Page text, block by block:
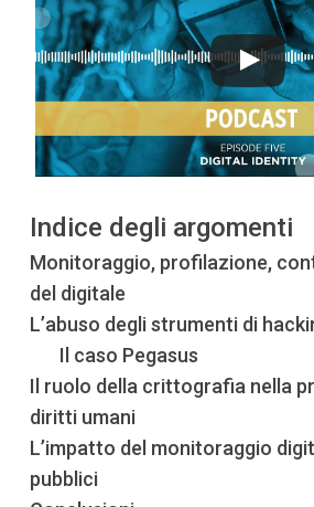
Indice degli argomenti
Monitoraggio, profilazione,
del digitale
L’abuso degli strumenti di
Il caso Pegasus
Il ruolo della crittografia nella
diritti umani
L’impatto del monitoraggio
pubblici